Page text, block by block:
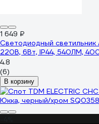
1 649 ₽
Светодиодный светильник
220В, 6Вт, IP44, 540ЛМ,
4.8
(6)
В корзину